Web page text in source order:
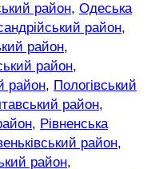
район, Одеська
район,
район,
район,
район, Пологівський
район,
, Рівненська
район,
район,